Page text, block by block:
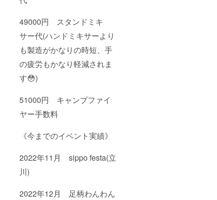
49000円 スタンドミキ
サー代(ハンドミキサーより
も製造がかなりの時短、手
の疲労もかなり軽減されま
す😳)
51000円 キャンプファイ
ヤー手数料
《今までのイベント実績》
2022年11月 sippo festa(立
川)
2022年12月 足柄わんわん